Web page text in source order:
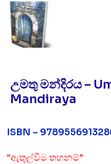
උමතු මන්දිරය –
Mandiraya
ISBN –
“ඇතුල්වීම තහනම්”